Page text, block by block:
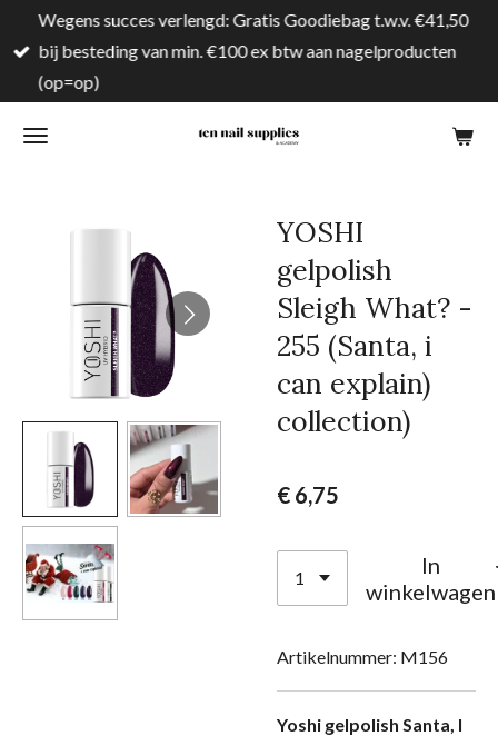
direct
naar
hoofdinhoud
Wegens succes verlengd: Gratis Goodiebag t.w.v. €41,50
bij besteding van min. €100 ex btw aan nagelproducten
(op=op)
YOSHI
gelpolish
Sleigh What? -
255 (Santa, i
can explain)
collection)
€ 6,75
In
winkelwagen
Artikelnummer: M156
Yoshi gelpolish Santa, I